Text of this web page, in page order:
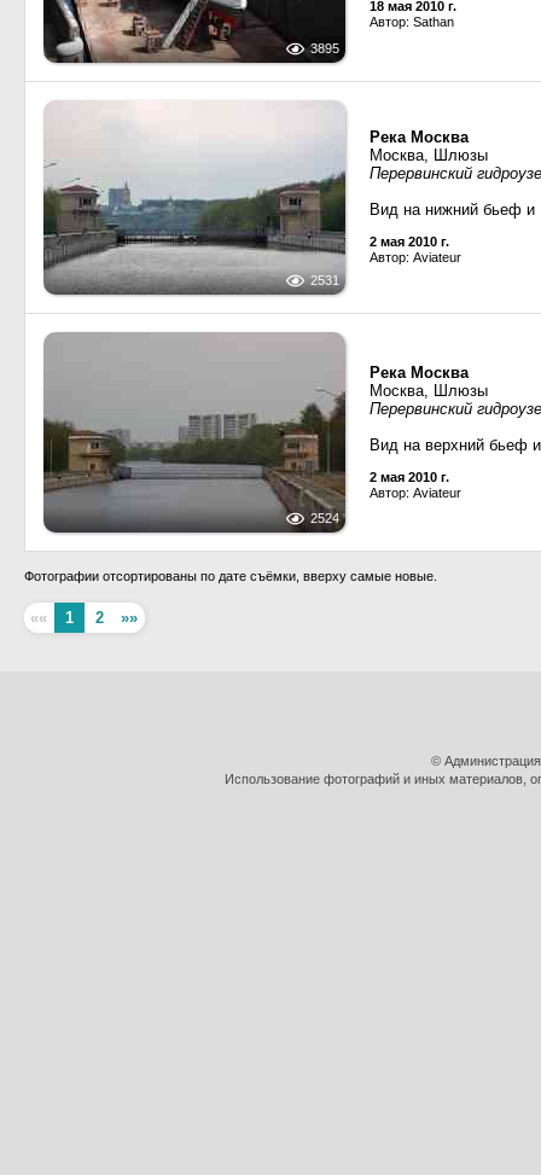
3895
18 мая 2010 г.
Автор: Sathan
2531
Река Москва
Москва, Шлюзы
Перервинский
Вид на нижний бьеф и
2 мая 2010 г.
Автор: Aviateur
2524
Река Москва
Москва, Шлюзы
Перервинский
Вид на верхний бьеф
2 мая 2010 г.
Автор: Aviateur
Фотографии отсортированы по дате съёмки, вверху самые новые.
«« 1 2 »»
©
Использование фотографий и иных материалов,